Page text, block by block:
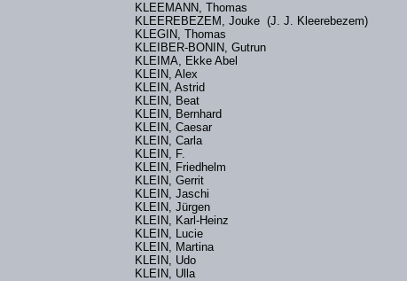
KLEEMANN, Thomas
KLEEREBEZEM, Jouke (J. J. Kleerebezem)
KLEGIN, Thomas
KLEIBER-BONIN, Gutrun
KLEIMA, Ekke Abel
KLEIN, Alex
KLEIN, Astrid
KLEIN, Beat
KLEIN, Bernhard
KLEIN, Caesar
KLEIN, Carla
KLEIN, F.
KLEIN, Friedhelm
KLEIN, Gerrit
KLEIN, Jaschi
KLEIN, Jürgen
KLEIN, Karl-Heinz
KLEIN, Lucie
KLEIN, Martina
KLEIN, Udo
KLEIN, Ulla